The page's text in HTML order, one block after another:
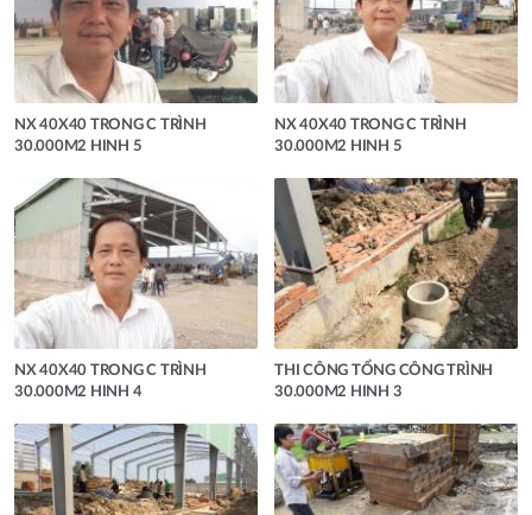
NX 40X40 TRONG C TRÌNH
30.000M2 HINH 5
NX 40X40 TRONG C TRÌNH
30.000M2 HINH 5
NX 40X40 TRONG C TRÌNH
30.000M2 HINH 4
THI CÔNG TỔNG CÔNG TRÌNH
30.000M2 HINH 3